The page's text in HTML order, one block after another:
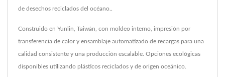
de desechos reciclados del océano..
Construido en Yunlin, Taiwán, con moldeo interno, impresión por
transferencia de calor y ensamblaje automatizado de recargas para una
calidad consistente y una producción escalable. Opciones ecológicas
disponibles utilizando plásticos reciclados y de origen oceánico.